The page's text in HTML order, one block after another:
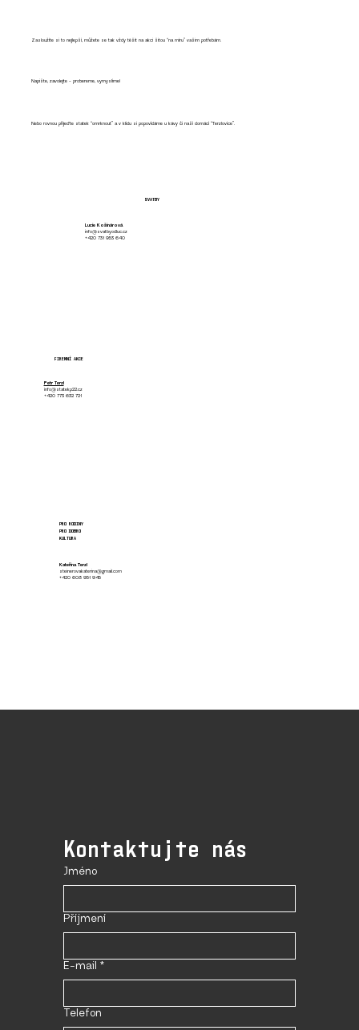
SVATBY
Lucie Košinárová
info@svatbyodluc.cz
+420 731 953 640
PRO RODINY
PRO DOBRO
KULTURA
Kateřina Terzl
steinerovakaterina@gmail.com
+420 608 951 945
FIREMNÍ AKCE
Petr Terzl
info@statekp22.cz
+420 773 632 721
Kontaktujte nás
Jméno
Příjmení
E-mail *
Telefon
Napište, zavolejte - probereme, vymyslíme!
Zasloužíte si to nejlepší, můžete se tak vždy těšit na akci šitou “na míru” vašim potřebám.
Nebo rovnou přijeďte statek “omrknout” a v klidu si popovídáme u kávy či naší domácí “Terzlovice”.